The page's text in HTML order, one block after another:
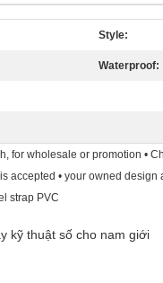
Style:
Waterproof:
for wholesale or promotion •
accepted • your owned
strap PVC
kỹ thuật số cho nam giới